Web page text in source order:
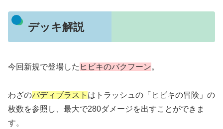
デッキ解説
今回新規で登場した ヒビキのバクフーン。
わざのバディブラスト はトラッシュの「ヒビキの冒険」の
枚数を参照し、最大で280ダメージを出すことができま
す。